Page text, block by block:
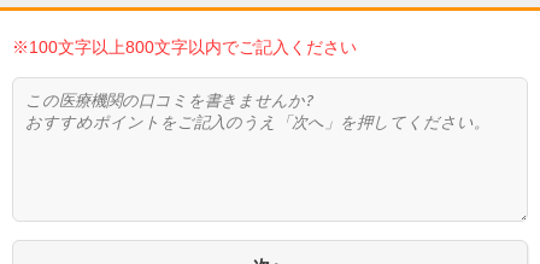
※100文字以上800文字以内でご記入ください